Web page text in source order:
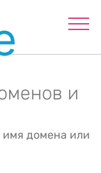
и
домена или